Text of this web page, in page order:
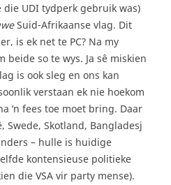
UDI tydperk gebruik was)
Suid-Afrikaanse vlag. Dit
is ek net te PC? Na my
beide so te wys. Ja sê miskien
is ook sleg en ons kan
verstaan ek nie hoekom
‘n fees toe moet bring. Daar
Swede, Skotland, Bangladesj
– hulle is huidige
kontensieuse politieke
die VSA vir party mense).